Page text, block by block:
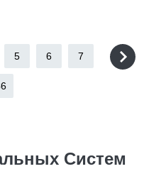
5 6 7
Систем